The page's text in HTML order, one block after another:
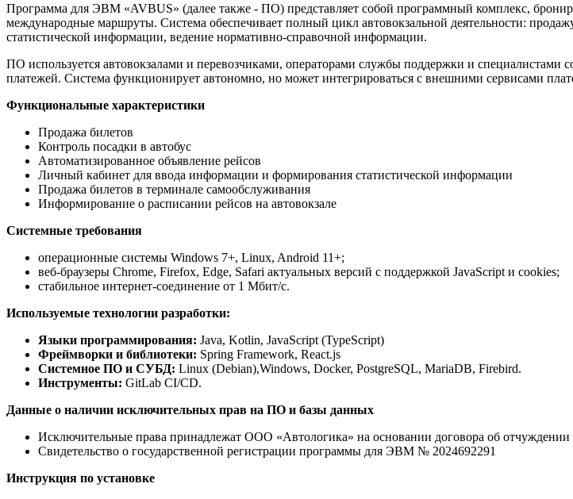
Программа для ЭВМ «AVBUS» (далее также - ПО) представляет собой программный комплекс,
международные маршруты. Система обеспечивает полный цикл автовокзальной деятельности:
статистической информации, ведение нормативно-справочной информации.
ПО используется автовокзалами и перевозчиками, операторами службы поддержки и специалистами
платежей. Система функционирует автономно, но может интегрироваться с внешними сервисами
Функциональные характеристики
Продажа билетов
Контроль посадки в автобус
Автоматизированное объявление рейсов
Личный кабинет для ввода информации и формирования статистической информации
Продажа билетов в терминале самообслуживания
Информирование о расписании рейсов на автовокзале
Системные требования
операционные системы Windows 7+, Linux, Android 11+;
веб-браузеры Chrome, Firefox, Edge, Safari актуальных версий с поддержкой JavaScript и cookies;
стабильное интернет-соединение от 1 Мбит/с.
Используемые технологии разработки:
Языки программирования: Java, Kotlin, JavaScript (TypeScript)
Фреймворки и библиотеки: Spring Framework, React.js
Системное ПО и СУБД: Linux (Debian),Windows, Docker, PostgreSQL, MariaDB, Firebird.
Инструменты: GitLab CI/CD.
Данные о наличии исключительных прав на ПО и базы данных
Исключительные права принадлежат ООО «Автологика» на основании договора об отчуждении
Свидетельство о государственной регистрации программы для ЭВМ № 2024692291
Инструкция по установке